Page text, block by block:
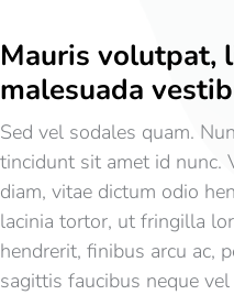
Mauris volutpat,
malesuada
Sed vel sodales quam.
tincidunt sit amet id nunc.
diam, vitae dictum odio
lacinia tortor, ut fringilla
hendrerit, finibus arcu ac,
sagittis faucibus neque